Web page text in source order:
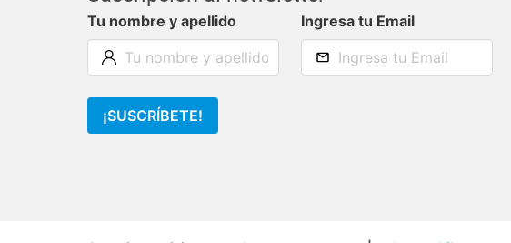
Tu nombre y apellido Ingresa tu Email
¡SUSCRÍBETE!